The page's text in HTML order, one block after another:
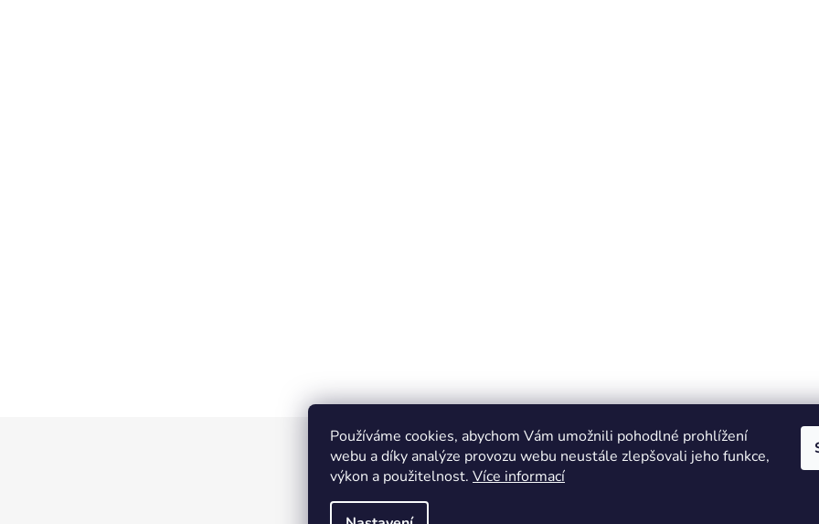
Používáme cookies, abychom Vám umožnili pohodlné prohlížení
webu a díky analýze provozu webu neustále zlepšovali jeho funkce,
výkon a použitelnost. Více informací
Online marketing zajišťuje společnost X-VISION